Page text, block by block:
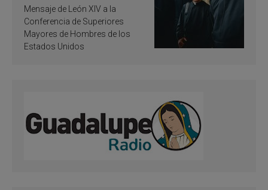
de inspiración y
santificación
Mensaje de León XIV a la
Conferencia de Superiores
Mayores de Hombres de los
Estados Unidos